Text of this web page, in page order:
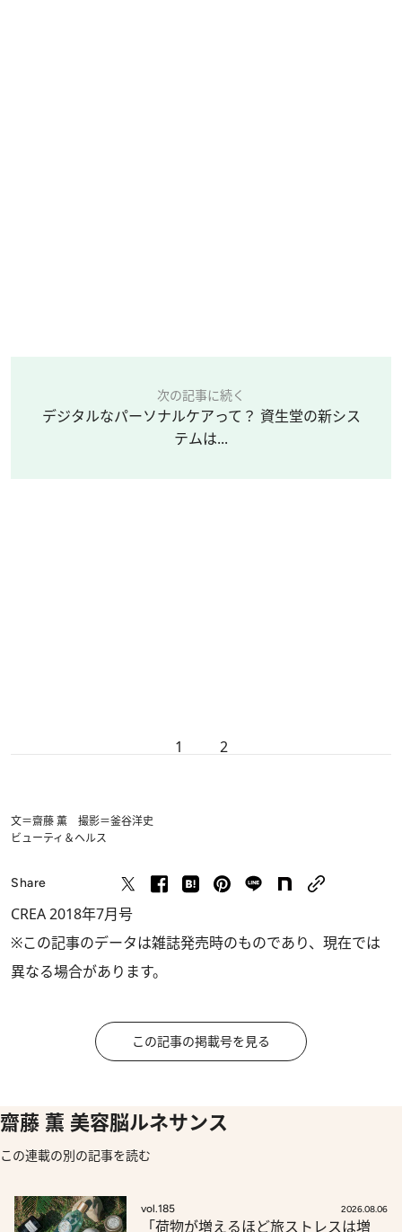
次の記事に続く
デジタルなパーソナルケアって？ 資生堂の新シス
テムは...
1 2
文＝齋藤 薫 撮影＝釜谷洋史
ビューティ＆ヘルス
Share
CREA 2018年7月号
※この記事のデータは雑誌発売時のものであり、現在では
異なる場合があります。
この記事の掲載号を見る
齋藤 薫 美容脳ルネサンス
この連載の別の記事を読む
vol.185 2026.08.06
「荷物が増えるほど旅ストレスは増